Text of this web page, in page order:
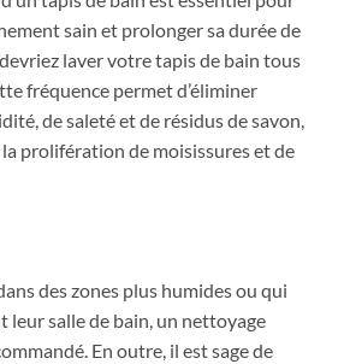
sain et prolonger sa durée de
laver votre tapis de bain tous
fréquence permet d’éliminer
de saleté et de résidus de savon,
prolifération de moisissures et de
des zones plus humides ou qui
salle de bain, un nettoyage
En outre, il est sage de